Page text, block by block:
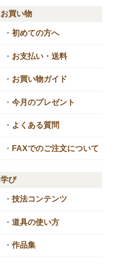
お買い物
・ 初めての方へ
・ お支払い・送料
・ お買い物ガイド
・ 今月のプレゼント
・ よくある質問
・ FAXでのご注文について
学び
・ 技法コンテンツ
・ 道具の使い方
・ 作品集